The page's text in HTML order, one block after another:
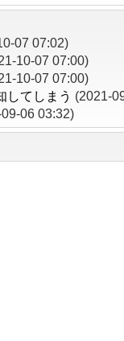
07 07:02)
10-07 07:00)
10-07 07:00)
してしまう (2021-
06 03:32)